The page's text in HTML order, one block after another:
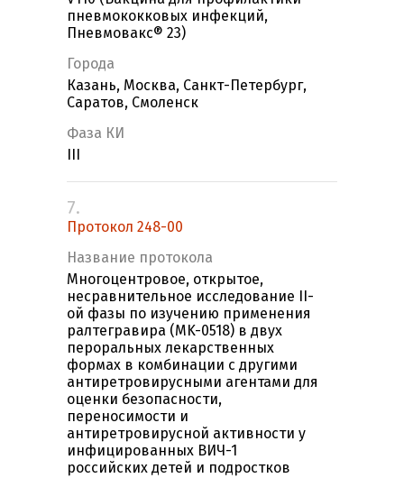
пневмококковых инфекций,
Пневмовакс® 23)
Города
Казань, Москва, Санкт-Петербург,
Саратов, Смоленск
Фаза КИ
7.
Протокол 248-00
Название протокола
Многоцентровое, открытое,
несравнительное исследование II-
ой фазы по изучению применения
ралтегравира (MK-0518) в двух
пероральных лекарственных
формах в комбинации с другими
антиретровирусными агентами для
оценки безопасности,
переносимости и
антиретровирусной активности у
инфицированных ВИЧ-1
российских детей и подростков